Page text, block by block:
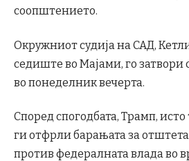
соопштението.
Окружниот судија на САД,
седиште во Мајами, го затвори
во понеделник вечерта.
Според спогодбата, Трамп, исто
ги отфрли барањата за
против федералната влада во